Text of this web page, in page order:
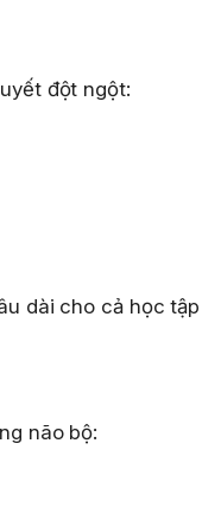
đột ngột:
dài cho cả học tập
não bộ: